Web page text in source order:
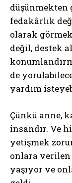
düşünmekten
fedakârlık
olarak
değil, destek
de
yardım
Çünkü anne,
insandır. Ve
yetişmek
onlara verilen
yaşıyor ve